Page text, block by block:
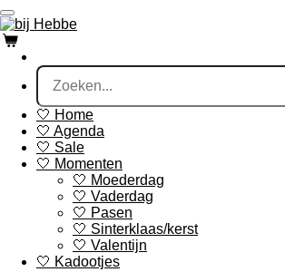
Ga
direct
naar
de
hoofdinhoud
🤍 Home
🤍 Agenda
🤍 Sale
🤍 Momenten
🤍 Moederdag
🤍 Vaderdag
🤍 Pasen
🤍 Sinterklaas/kerst
🤍 Valentijn
🤍 Kadootjes